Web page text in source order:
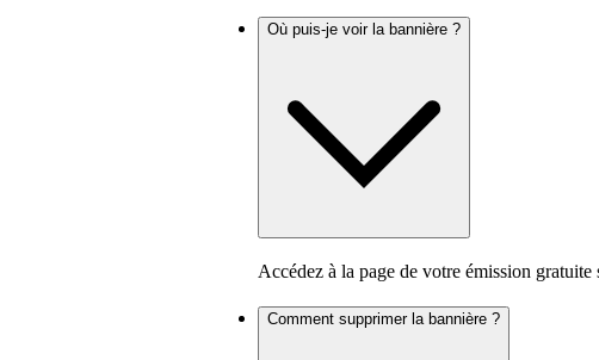
Où puis-je voir la bannière ?
Accédez à la page de votre émission
Comment supprimer la bannière ?